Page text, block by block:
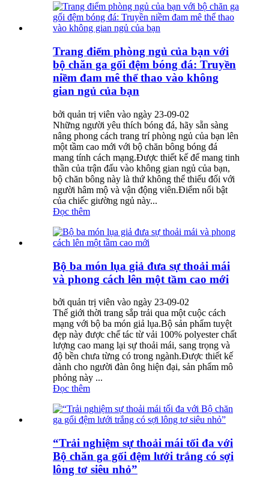
Trang điểm phòng ngủ của bạn với
bộ chăn ga gối đệm bóng đá: Truyền
niềm đam mê thể thao vào không
gian ngủ của bạn
bởi quản trị viên vào ngày 23-09-02
Những người yêu thích bóng đá, hãy sẵn sàng
nâng phong cách trang trí phòng ngủ của bạn lên
một tầm cao mới với bộ chăn bông bóng đá
mang tính cách mạng.Được thiết kế để mang tinh
thần của trận đấu vào không gian ngủ của bạn,
bộ chăn bông này là thứ không thể thiếu đối với
người hâm mộ và vận động viên.Điểm nổi bật
của chiếc giường ngủ này...
Đọc thêm
Bộ ba món lụa giả đưa sự thoải mái
và phong cách lên một tầm cao mới
bởi quản trị viên vào ngày 23-09-02
Thế giới thời trang sắp trải qua một cuộc cách
mạng với bộ ba món giả lụa.Bộ sản phẩm tuyệt
đẹp này được chế tác từ vải 100% polyester chất
lượng cao mang lại sự thoải mái, sang trọng và
độ bền chưa từng có trong ngành.Được thiết kế
dành cho người đàn ông hiện đại, sản phẩm mô
phỏng này ...
Đọc thêm
“Trải nghiệm sự thoải mái tối đa với
Bộ chăn ga gối đệm lưới trắng có sợi
lông tơ siêu nhỏ”